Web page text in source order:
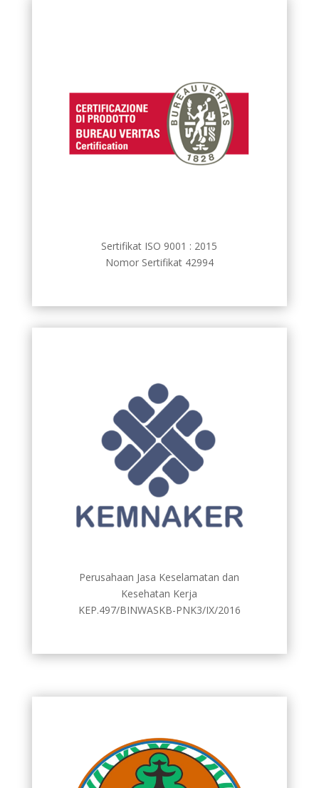
Sertifikat ISO 9001 : 2015
Nomor Sertifikat 42994
Perusahaan Jasa Keselamatan dan
Kesehatan Kerja
KEP.497/BINWASKB-PNK3/IX/2016